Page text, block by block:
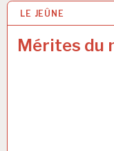
LE JEÛNE
Mérites du
4 JUIN 2017